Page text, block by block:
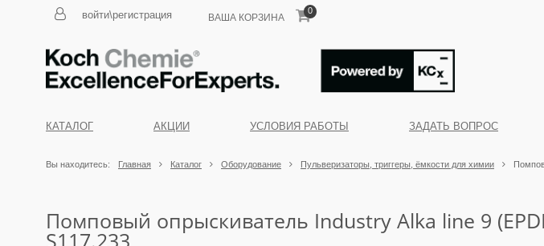
войти\регистрация ВАША КОРЗИНА
0
КАТАЛОГ АКЦИИ УСЛОВИЯ РАБОТЫ ЗАДАТЬ ВОПРОС
Вы находитесь: Главная Каталог Оборудование Пульверизаторы, триггеры, ёмкости для химии
Помповый опрыскиватель Industry Alka line 9
S117.233